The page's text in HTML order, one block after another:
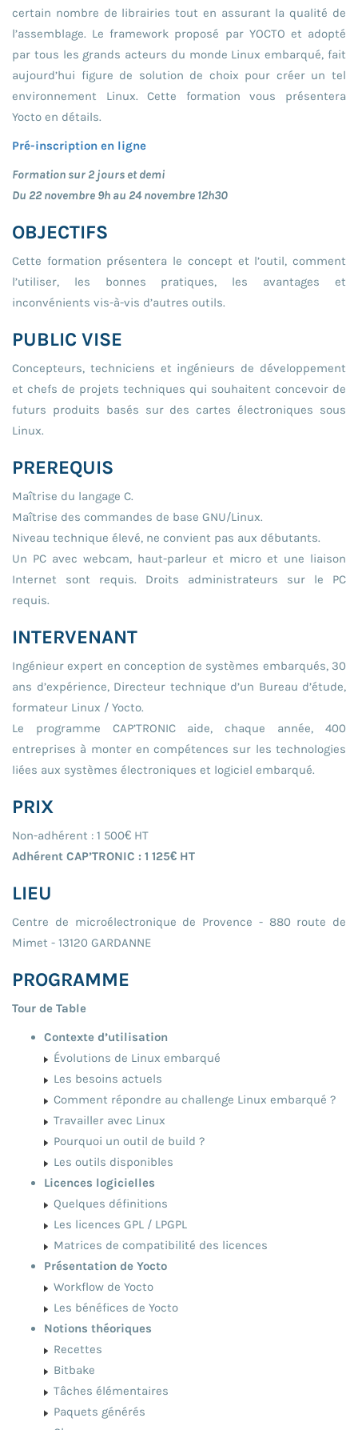
certain nombre de librairies tout en assurant la qualité de
l’assemblage. Le framework proposé par YOCTO et adopté
par tous les grands acteurs du monde Linux embarqué, fait
aujourd’hui figure de solution de choix pour créer un tel
environnement Linux. Cette formation vous présentera
Yocto en détails.
Pré-inscription en ligne
Formation sur 2 jours et demi
Du 22 novembre 9h au 24 novembre 12h30
OBJECTIFS
Cette formation présentera le concept et l’outil, comment
l’utiliser, les bonnes pratiques, les avantages et
inconvénients vis-à-vis d’autres outils.
PUBLIC VISE
Concepteurs, techniciens et ingénieurs de développement
et chefs de projets techniques qui souhaitent concevoir de
futurs produits basés sur des cartes électroniques sous
Linux.
PREREQUIS
Maîtrise du langage C.
Maîtrise des commandes de base GNU/Linux.
Niveau technique élevé, ne convient pas aux débutants.
Un PC avec webcam, haut-parleur et micro et une liaison
Internet sont requis. Droits administrateurs sur le PC
requis.
INTERVENANT
Ingénieur expert en conception de systèmes embarqués, 30
ans d’expérience, Directeur technique d’un Bureau d’étude,
formateur Linux / Yocto.
Le programme CAP’TRONIC aide, chaque année, 400
entreprises à monter en compétences sur les technologies
liées aux systèmes électroniques et logiciel embarqué.
PRIX
Non-adhérent : 1 500€ HT
Adhérent CAP’TRONIC : 1 125€ HT
LIEU
Centre de microélectronique de Provence - 880 route de
Mimet - 13120 GARDANNE
PROGRAMME
Tour de Table
Contexte d’utilisation
Évolutions de Linux embarqué
Les besoins actuels
Comment répondre au challenge Linux embarqué ?
Travailler avec Linux
Pourquoi un outil de build ?
Les outils disponibles
Licences logicielles
Quelques définitions
Les licences GPL / LPGPL
Matrices de compatibilité des licences
Présentation de Yocto
Workflow de Yocto
Les bénéfices de Yocto
Notions théoriques
Recettes
Bitbake
Tâches élémentaires
Paquets générés